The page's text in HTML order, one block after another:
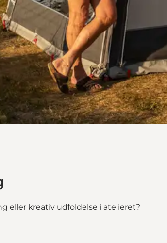
eller kreativ udfoldelse i atelieret?